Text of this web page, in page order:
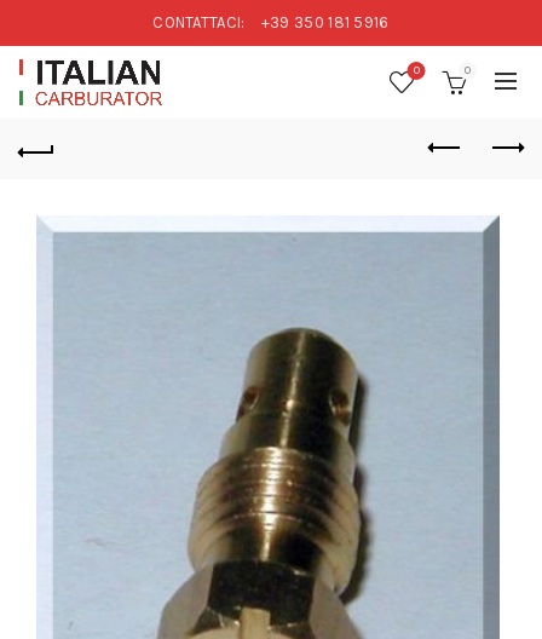
CONTATTACI: +39 350 181 5916
0 0